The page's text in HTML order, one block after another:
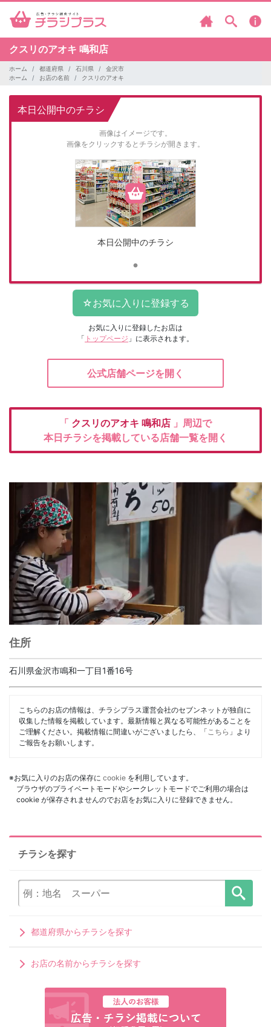
クスリのアオキ 鳴和店
ホーム 都道府県 石川県
金沢市
ホーム
お店の名前 クスリのアオキ
本日公開中のチラシ
画像はイメージです。
画像をクリックするとチラシが開きます。
本日公開中のチラシ
お気に入りに登録したお店は
「 トップページ 」に表示されます。
公式店舗ページを開く
「 クスリのアオキ 鳴和店 」周辺で
本日チラシを掲載している店舗一覧を開く
住所
石川県金沢市鳴和一丁目1番16号
こちらのお店の情報は、チラシプラス運営会社のセブンネットが独自に
収集した情報を掲載しています。最新情報と異なる可能性があることを
ご理解ください。掲載情報に間違いがございましたら、「 こちら 」より
ご報告をお願いします。
※お気に入りのお店の保存に cookie を利用しています。
ブラウザのプライベートモードやシークレットモードでご利用の場合は
cookie が保存されませんのでお店をお気に入りに登録できません。
チラシを探す
都道府県からチラシを探す
お店の名前からチラシを探す